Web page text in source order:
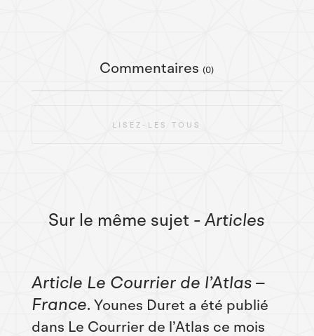
Commentaires (0)
LISEZ-LES TOUS
Sur le même sujet - Articles
Article Le Courrier de l’Atlas –
France Younes Duret a été publié
dans Le Courrier de l’Atlas ce mois